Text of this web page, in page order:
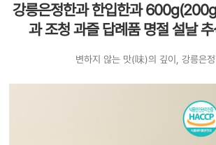
강릉은정한과 한입한과
과 조청 과즐 답례품 명절 설날
변하지 않는 맛(味)의 깊이, 강릉은